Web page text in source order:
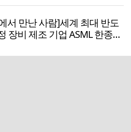
서 만난 사람]세계 최대 반도
장비 제조 기업 ASML 한종호